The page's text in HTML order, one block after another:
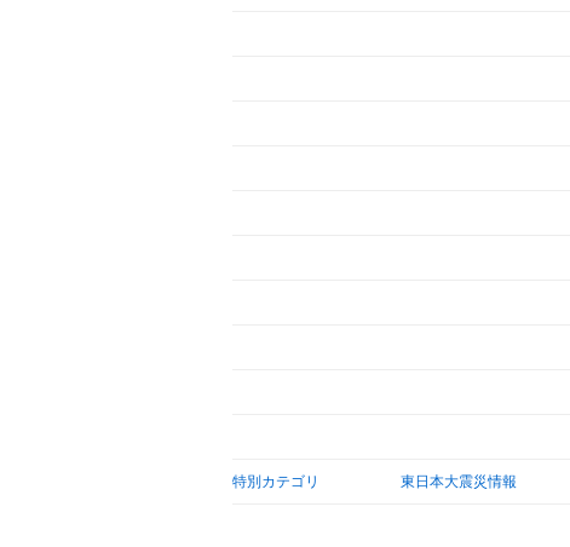
特別カテゴリ 東日本大震災情報